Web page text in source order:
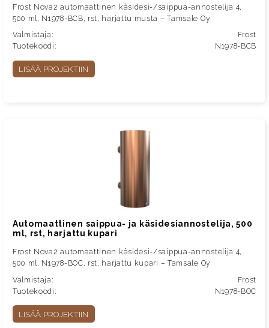
Frost Nova2 automaattinen käsidesi-/saippua-annostelija 4,
500 ml, N1978-BCB, rst, harjattu musta – Tamsale Oy
Valmistaja:
Frost
Tuotekoodi:
N1978-BCB
LISÄÄ PROJEKTIIN
Automaattinen saippua- ja käsidesiannostelija, 500
ml, rst, harjattu kupari
Frost Nova2 automaattinen käsidesi-/saippua-annostelija 4,
500 ml, N1978-BOC, rst, harjattu kupari – Tamsale Oy
Valmistaja:
Frost
Tuotekoodi:
N1978-BOC
LISÄÄ PROJEKTIIN